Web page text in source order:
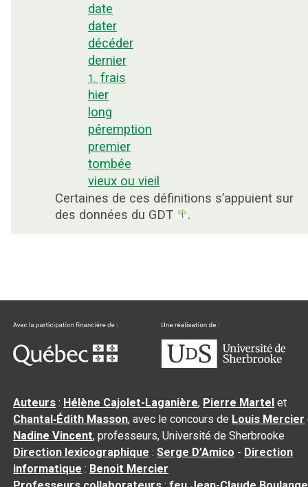
date
dater
décéder
dernier
1. frais
hier
long
péremption
premier
tombée
vieux ou vieil
Certaines de ces définitions s’appuient sur
des données du GDT
.
Auteurs : Hélène Cajolet-Laganière, Pierre Martel et
Chantal‑Édith Masson, avec le concours de Louis Mercier
Nadine Vincent, professeurs, Université de Sherbrooke
Direction lexicographique :Serge D’Amico - Direction
informatique : Benoit Mercier